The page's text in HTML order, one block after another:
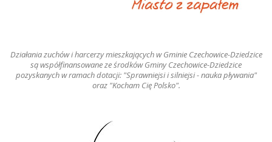
Działania zuchów i harcerzy mieszkających w Gminie Czechowice-Dziedzice
są współfinansowane ze środków Gminy Czechowice-Dziedzice
pozyskanych w ramach dotacji: "Sprawniejsi i silniejsi - nauka pływania"
oraz "Kocham Cię Polsko".